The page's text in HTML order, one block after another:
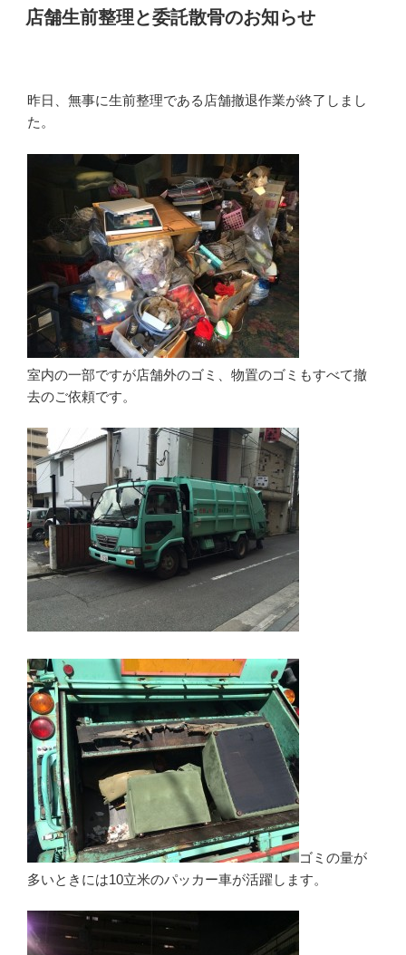
稿
日:
店舗生前整理と委託散骨のお知らせ
昨日、無事に生前整理である店舗撤退作業が終了しまし
た。
室内の一部ですが店舗外のゴミ、物置のゴミもすべて撤
去のご依頼です。
ゴミの量が
多いときには10立米のパッカー車が活躍します。